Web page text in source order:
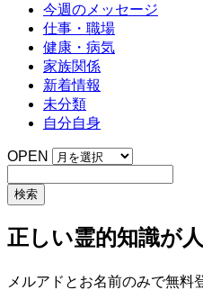
今週のメッセージ
仕事・職場
健康・病気
家族関係
新着情報
未分類
自分自身
OPEN
正しい霊的知識が
メルアドとお名前のみで無料